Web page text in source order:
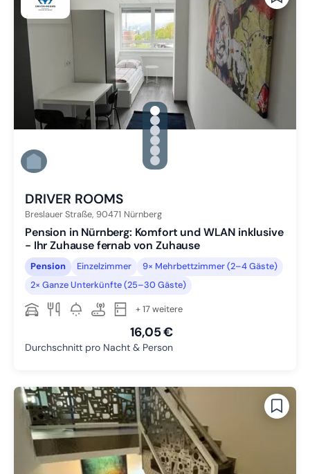
gallery.slide_selector
Zu Slide 1 wechseln
Zu Slide 2 wechseln
Zu Slide 3 wechseln
Zu Slide 4 wechseln
Zu Slide 5 wechseln
Zu Slide 6 wechseln
DRIVER ROOMS
Breslauer Straße, 90471 Nürnberg
Pension in Nürnberg: Komfort und WLAN inklusive
- Ihr Zuhause fernab von Zuhause
Pension Einzelzimmer
9× Mehrbettzimmer (2–4 Gäste)
2× Ganze Unterkünfte (25–30 Gäste)
+ 17 weitere
16,05 €
Durchschnitt pro Nacht & Person